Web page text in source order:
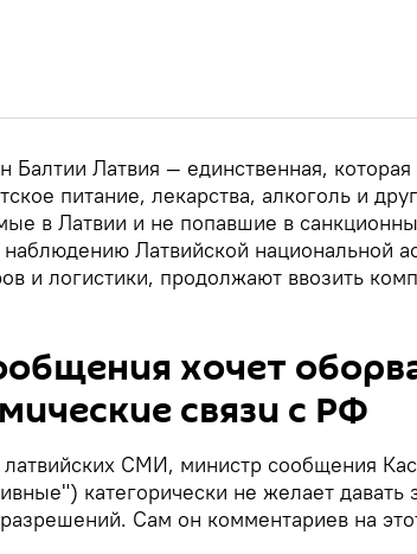
Балтии Латвия — единственная, которая
питание, лекарства, алкоголь и
в Латвии и не попавшие в
Латвийской национальной
и логистики, продолжают ввозить
хочет
связи с РФ
СМИ, министр сообщения
категорически не желает давать
Сам он комментариев на